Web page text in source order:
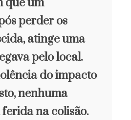
perder os
atinge uma
pelo local.
do impacto
nenhuma
na colisão.